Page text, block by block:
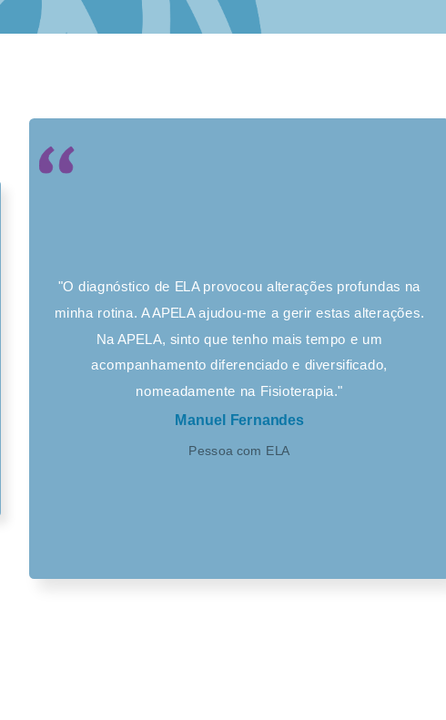
"O diagnóstico de ELA provocou alterações profundas na
minha rotina. A APELA ajudou-me a gerir estas alterações.
Na APELA, sinto que tenho mais tempo e um
acompanhamento diferenciado e diversificado,
nomeadamente na Fisioterapia."
Manuel Fernandes
Pessoa com ELA